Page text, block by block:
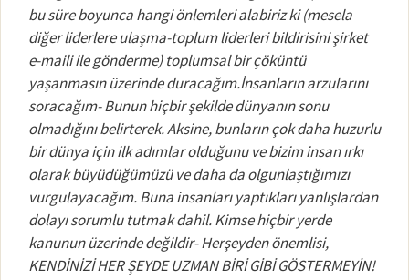
bu süre boyunca hangi önlemleri alabiriz ki (mesela
diğer liderlere ulaşma-toplum liderleri bildirisini şirket
e-maili ile gönderme) toplumsal bir çöküntü
yaşanmasın üzerinde duracağım.İnsanların arzularını
soracağım- Bunun hiçbir şekilde dünyanın sonu
olmadığını belirterek. Aksine, bunların çok daha huzurlu
bir dünya için ilk adımlar olduğunu ve bizim insan ırkı
olarak büyüdüğümüzü ve daha da olgunlaştığımızı
vurgulayacağım. Buna insanları yaptıkları yanlışlardan
dolayı sorumlu tutmak dahil. Kimse hiçbir yerde
kanunun üzerinde değildir- Herşeyden önemlisi,
KENDİNİZİ HER ŞEYDE UZMAN BİRİ GİBİ GÖSTERMEYİN!